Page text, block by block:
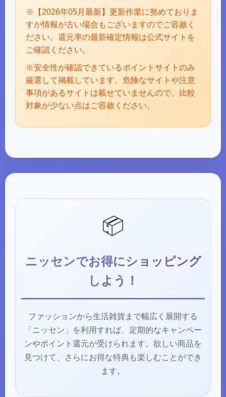
※【2026年05月最新】更新作業に努めておりま
すが情報が古い場合もございますのでご容赦く
ださい。還元率の最新確定情報は公式サイトを
ご確認ください。
※安全性が確認できているポイントサイトのみ
厳選して掲載しています。危険なサイトや注意
事項があるサイトは載せていませんので、比較
対象が少ない点はご容赦ください。
📦
ニッセンでお得にショッピング
しよう！
ファッションから生活雑貨まで幅広く展開する
「ニッセン」を利用すれば、定期的なキャンペー
ンやポイント還元が受けられます。欲しい商品を
見つけて、さらにお得な特典も楽しむことができ
ます。